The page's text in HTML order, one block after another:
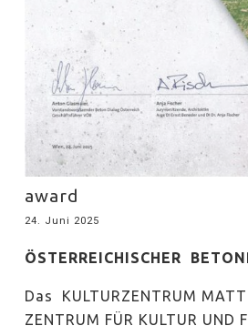
award
24. Juni 2025
ÖSTERREICHISCHER
Das KULTURZENTRUM
ZENTRUM FÜR KULTUR UND